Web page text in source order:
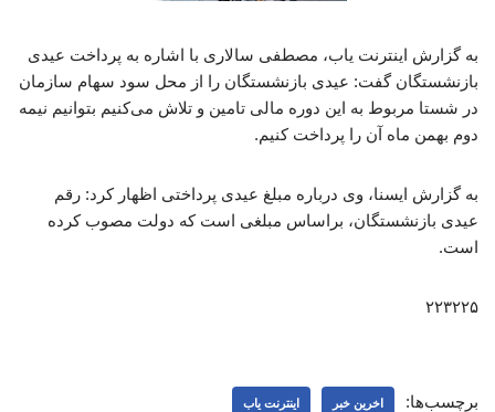
به گزارش اینترنت یاب، مصطفی سالاری با اشاره به پرداخت عیدی
بازنشستگان گفت: عیدی بازنشستگان را از محل سود سهام سازمان
در شستا مربوط به این دوره مالی تامین و تلاش می‌کنیم بتوانیم نیمه
دوم بهمن ماه آن را پرداخت کنیم.
به گزارش ایسنا، وی درباره مبلغ عیدی پرداختی اظهار کرد: رقم
عیدی بازنشستگان، براساس مبلغی است که دولت مصوب کرده
است.
۲۲۳۲۲۵
برچسب‌ها: اخرین خبر اینترنت یاب